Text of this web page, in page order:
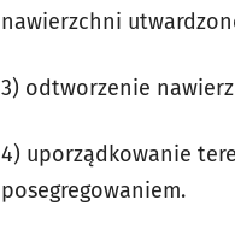
nawierzchni
3) odtworzenie
4) uporządkowanie
posegregowaniem.